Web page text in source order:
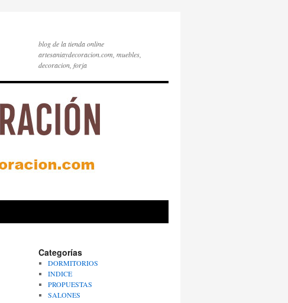
blog de la tienda online
artesaniaydecoracion.com, muebles,
decoracion, forja
Categorías
DORMITORIOS
INDICE
PROPUESTAS
SALONES